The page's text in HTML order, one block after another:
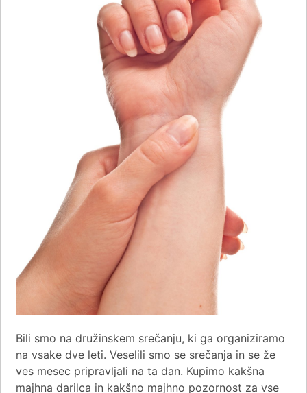
Bili smo na družinskem srečanju, ki ga organiziramo
na vsake dve leti. Veselili smo se srečanja in se že
ves mesec pripravljali na ta dan. Kupimo kakšna
majhna darilca in kakšno majhno pozornost za vse